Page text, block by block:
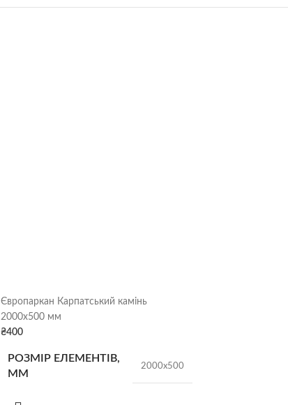
Європаркан Карпатський камінь
2000х500 мм
₴400
РОЗМІР ЕЛЕМЕНТІВ,
ММ
2000х500